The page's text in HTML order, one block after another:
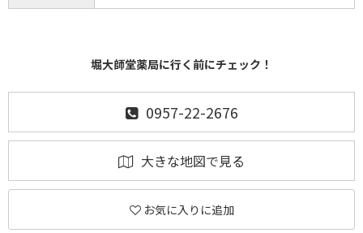
堀大師堂薬局に行く前にチェック！
0957-22-2676
大きな地図で見る
お気に入りに追加